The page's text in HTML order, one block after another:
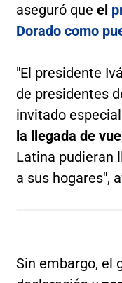
aseguró que el
Dorado como
"El presidente
de presidentes
invitado especial
la llegada de
Latina pudieran
a sus hogares",
Sin embargo, el